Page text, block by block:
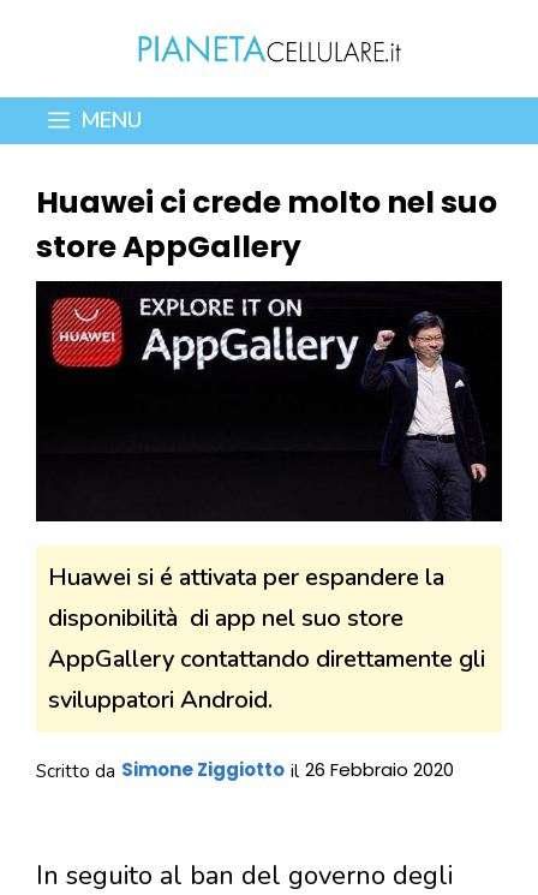
contenuto
MENU
Huawei ci crede molto nel suo
store AppGallery
Huawei si é attivata per espandere la
disponibilità di app nel suo store
AppGallery contattando direttamente gli
sviluppatori Android.
Scritto da Simone Ziggiotto il 26 Febbraio 2020
In seguito al ban del governo degli